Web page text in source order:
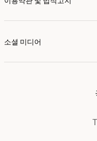
소셜 미디어